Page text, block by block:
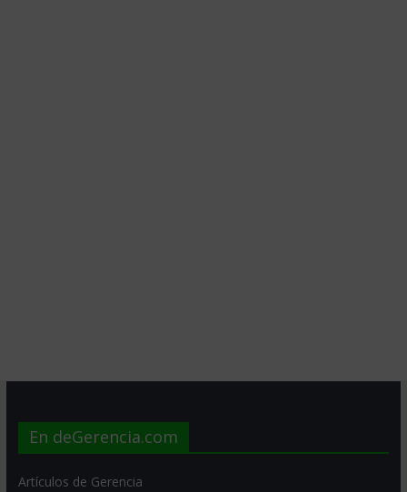
En deGerencia.com
Artículos de Gerencia